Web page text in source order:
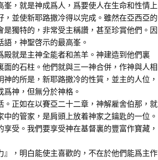
，就是神成爲人，爲要使人在生命和性情上
，並使新耶路撒冷得以完成。雖然在亞西亞的
獨特的，非常受主稱讚，甚至珍賞他們。因
，神聖啓示的最高峯。
就是主神全能者和羔羊。神建造到他們裏
的石柱。他們就與三一神合併，作神與人相
的所是，新耶路撒冷的性質，並主的人位，
神，但無分於神格。
正如在以賽亞二十二章，神解雇舍伯那，就
的管家，是肩頭上放着神家之鑰匙的一位。
受。我們要享受神在基督裏的豐富作寶藏，
，明白能使主喜歡的，不在於他們能爲主作